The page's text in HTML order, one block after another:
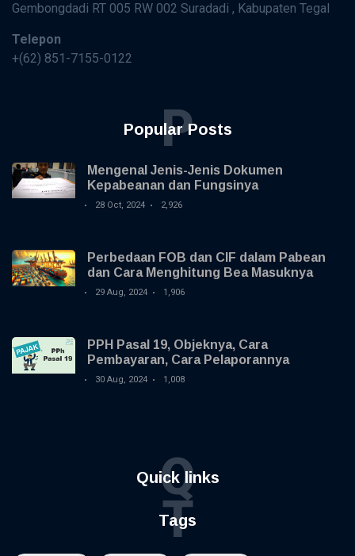
Gembongdadi RT 005 RW 002 Suradadi , Kabupaten Tegal
Telepon
+(62) 851-7155-0122
Popular Posts
P
Mengenal Jenis-Jenis Dokumen
Kepabeanan dan Fungsinya
28 Oct, 2024 2,926
Perbedaan FOB dan CIF dalam Pabean
dan Cara Menghitung Bea Masuknya
29 Aug, 2024 1,906
PPH Pasal 19, Objeknya, Cara
Pembayaran, Cara Pelaporannya
30 Aug, 2024 1,008
Quick links
Q
Tags
T